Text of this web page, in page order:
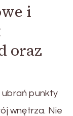
i
oraz
ubrań punkty
wnętrza. Nie